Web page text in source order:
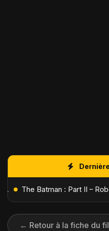
L'Âge de Glace : Le Réveil du Volcan – Manny, Sid et Diego de retour pour une aventure explosive
← Retour à la fiche du